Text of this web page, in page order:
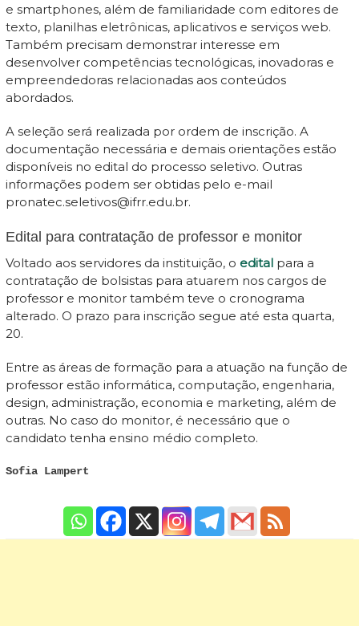
e smartphones, além de familiaridade com editores de
texto, planilhas eletrônicas, aplicativos e serviços web.
Também precisam demonstrar interesse em
desenvolver competências tecnológicas, inovadoras e
empreendedoras relacionadas aos conteúdos
abordados.
A seleção será realizada por ordem de inscrição. A
documentação necessária e demais orientações estão
disponíveis no edital do processo seletivo. Outras
informações podem ser obtidas pelo e-mail
pronatec.seletivos@ifrr.edu.br.
Edital para contratação de professor e monitor
Voltado aos servidores da instituição, o editalpara a
contratação de bolsistas para atuarem nos cargos de
professor e monitor também teve o cronograma
alterado. O prazo para inscrição segue até esta quarta,
20.
Entre as áreas de formação para a atuação na função de
professor estão informática, computação, engenharia,
design, administração, economia e marketing, além de
outras. No caso do monitor, é necessário que o
candidato tenha ensino médio completo.
Sofia Lampert